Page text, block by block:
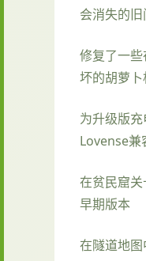
会消失的
修复了一
坏的胡萝
为升级版
Lovense兼
在贫民窟
早期版本
在隧道地